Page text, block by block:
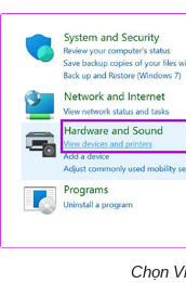
Chọn